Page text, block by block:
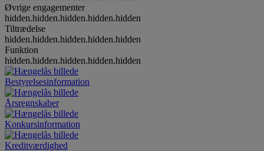
Øvrige engagementer
hidden.hidden.hidden.hidden.hidden
Tiltrædelse
hidden.hidden.hidden.hidden.hidden
Funktion
hidden.hidden.hidden.hidden.hidden
Bestyrelsesinformation
Årsregnskaber
Konkursinformation
Kreditværdighed